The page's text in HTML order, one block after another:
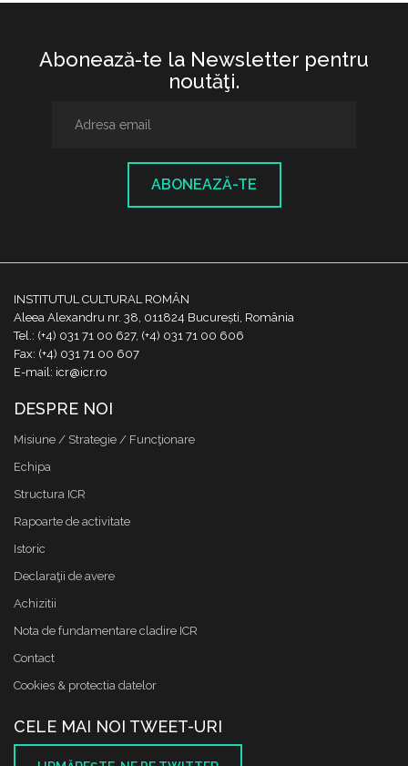
Abonează-te la Newsletter pentru
noutăţi.
ABONEAZĂ-TE
INSTITUTUL CULTURAL ROMÂN
Aleea Alexandru nr. 38, 011824 București, România
Tel.: (+4) 031 71 00 627, (+4) 031 71 00 606
Fax: (+4) 031 71 00 607
E-mail: icr@icr.ro
DESPRE NOI
Misiune / Strategie / Funcţionare
Echipa
Structura ICR
Rapoarte de activitate
Istoric
Declaraţii de avere
Achizitii
Nota de fundamentare cladire ICR
Contact
Cookies & protectia datelor
CELE MAI NOI TWEET-URI